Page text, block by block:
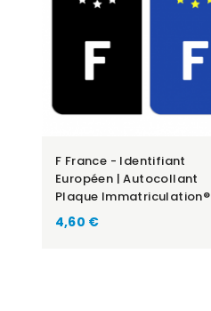
F France - Identifiant
Européen | Autocollant
Plaque Immatriculation®
Prix
4,60 €